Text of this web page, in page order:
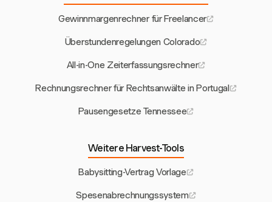
Gewinnmargenrechner für Freelancer
Überstundenregelungen Colorado
All-in-One Zeiterfassungsrechner
Rechnungsrechner für Rechtsanwälte in Portugal
Pausengesetze Tennessee
Weitere Harvest-Tools
Babysitting-Vertrag Vorlage
Spesenabrechnungssystem